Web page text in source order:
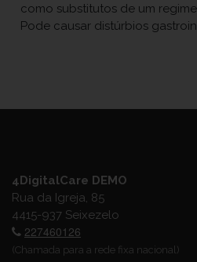
como substitutos de um
Pode causar distúrbios
4DigitalCare DEMO
Rua da Igreja, 85
4415-937 Seixezelo
227460126
(Chamada para a rede fixa nacional)